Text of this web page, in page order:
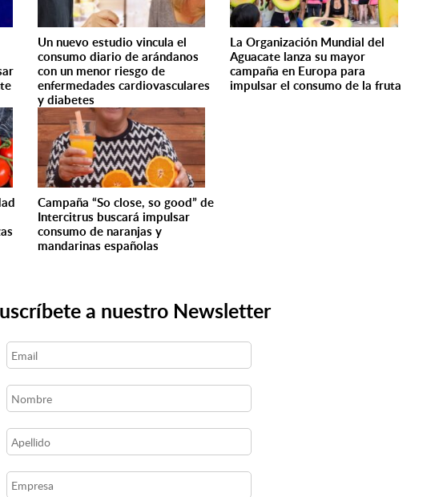
Un nuevo estudio vincula el
consumo diario de arándanos
con un menor riesgo de
enfermedades cardiovasculares
y diabetes
La Organización Mundial del
Aguacate lanza su mayor
campaña en Europa para
impulsar el consumo de la fruta
Campaña “So close, so good” de
Intercitrus buscará impulsar
consumo de naranjas y
mandarinas españolas
a nuestro Newsletter